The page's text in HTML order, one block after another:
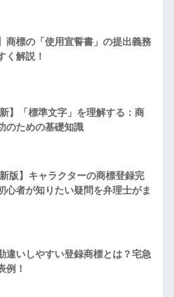
商標の「使用宣誓書」の提出義務
く解説！
新】「標準文字」を理解する：商
のための基礎知識
新版】キャラクターの商標登録完
心者が知りたい疑問を弁理士がま
違いしやすい登録商標とは？宅急
例！